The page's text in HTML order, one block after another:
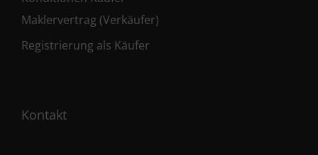
Maklervertrag (Verkäufer)
Registrierung als Käufer
Kontakt